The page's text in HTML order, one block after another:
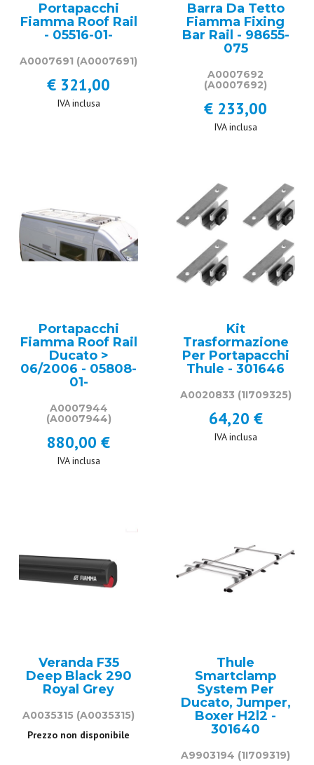
Portapacchi
Fiamma Roof Rail
- 05516-01-
A0007691 (A0007691)
€ 321,00
IVA inclusa
Barra Da Tetto
Fiamma Fixing
Bar Rail - 98655-
075
A0007692
(A0007692)
€ 233,00
IVA inclusa
Portapacchi
Fiamma Roof Rail
Ducato >
06/2006 - 05808-
01-
A0007944
(A0007944)
880,00 €
IVA inclusa
Kit
Trasformazione
Per Portapacchi
Thule - 301646
A0020833 (1I709325)
64,20 €
IVA inclusa
Veranda F35
Deep Black 290
Royal Grey
A0035315 (A0035315)
Prezzo non disponibile
Thule
Smartclamp
System Per
Ducato, Jumper,
Boxer H2l2 -
301640
A9903194 (1I709319)